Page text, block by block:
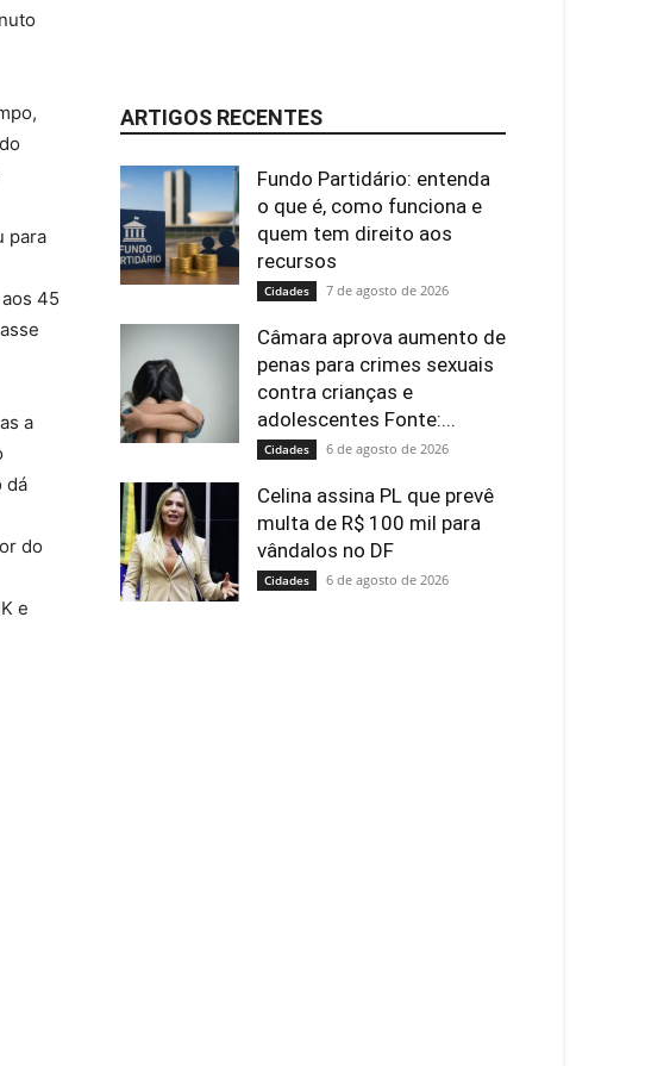
para
45
a
dá
do
e
ARTIGOS RECENTES
Fundo Partidário: entenda
o que é, como funciona e
quem tem direito aos
recursos
Cidades 7 de agosto de 2026
Câmara aprova aumento de
penas para crimes sexuais
contra crianças e
adolescentes Fonte:...
Cidades 6 de agosto de 2026
Celina assina PL que prevê
multa de R$ 100 mil para
vândalos no DF
Cidades 6 de agosto de 2026